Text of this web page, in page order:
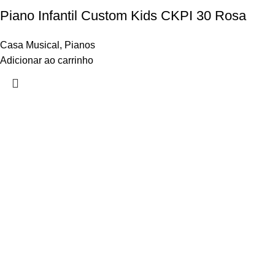
Piano Infantil Custom Kids CKPI 30 Rosa
Casa Musical , Pianos
Adicionar ao carrinho